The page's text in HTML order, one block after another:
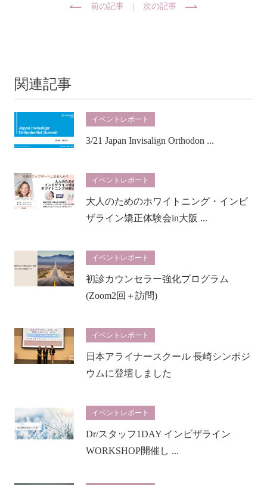
前の記事 | 次の記事
関連記事
イベントレポート
3/21 Japan Invisalign Orthodon ...
イベントレポート
大人のためのホワイトニング・インビ
ザライン矯正体験会in大阪 ...
イベントレポート
初診カウンセラー強化プログラム
(Zoom2回＋訪問)
イベントレポート
日本アライナースクール 長崎シンポジ
ウムに登壇しました
イベントレポート
Dr/スタッフ1DAY インビザライン
WORKSHOP開催し ...